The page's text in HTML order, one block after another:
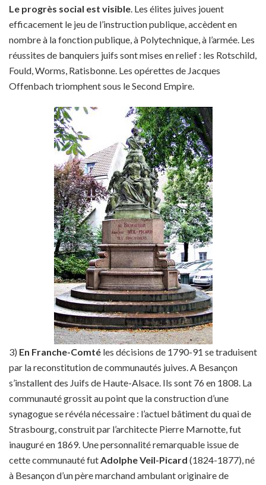
Le progrès social est visible. Les élites juives jouent
efficacement le jeu de l’instruction publique, accèdent en
nombre à la fonction publique, à Polytechnique, à l’armée. Les
réussites de banquiers juifs sont mises en relief : les Rotschild,
Fould, Worms, Ratisbonne. Les opérettes de Jacques
Offenbach triomphent sous le Second Empire.
3) En Franche-Comté les décisions de 1790-91 se traduisent
par la reconstitution de communautés juives. A Besançon
s’installent des Juifs de Haute-Alsace. Ils sont 76 en 1808. La
communauté grossit au point que la construction d’une
synagogue se révéla nécessaire : l’actuel bâtiment du quai de
Strasbourg, construit par l’architecte Pierre Marnotte, fut
inauguré en 1869. Une personnalité remarquable issue de
cette communauté futAdolphe Veil-Picard (1824-1877), né
à Besançon d’un père marchand ambulant originaire de